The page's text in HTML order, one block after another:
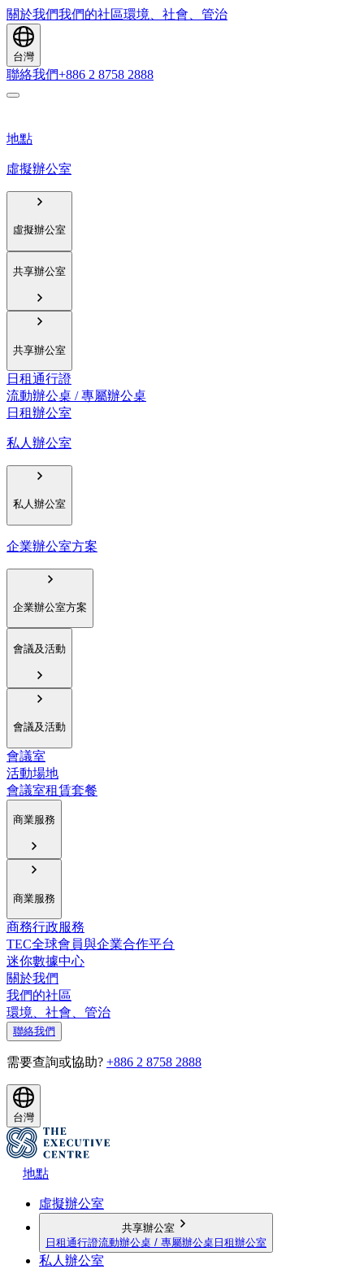
關於我們我們的社區環境、社會、管治
台灣
聯絡我們+886 2 8758 2888
地點
虛擬辦公室
虛擬辦公室
共享辦公室
共享辦公室
日租通行證
流動辦公桌 / 專屬辦公桌
日租辦公室
私人辦公室
私人辦公室
企業辦公室方案
企業辦公室方案
會議及活動
會議及活動
會議室
活動場地
會議室租賃套餐
商業服務
商業服務
商務行政服務
TEC全球會員與企業合作平台
迷你數據中心
關於我們
我們的社區
環境、社會、管治
聯絡我們
需要查詢或協助? +886 2 8758 2888
台灣
地點
虛擬辦公室
共享辦公室
日租通行證流動辦公桌 / 專屬辦公桌 日租辦公室
私人辦公室